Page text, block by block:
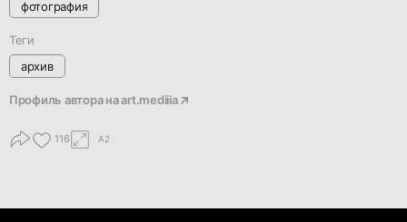
фотография
Теги
архив
Профиль автора наart.mediiia
116 A2